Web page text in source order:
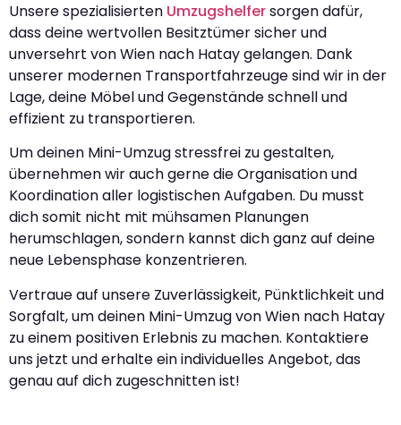
Unsere spezialisierten Umzugshelfersorgen dafür,
dass deine wertvollen Besitztümer sicher und
unversehrt von Wien nach Hatay gelangen. Dank
unserer modernen Transportfahrzeuge sind wir in der
Lage, deine Möbel und Gegenstände schnell und
effizient zu transportieren.
Um deinen Mini-Umzug stressfrei zu gestalten,
übernehmen wir auch gerne die Organisation und
Koordination aller logistischen Aufgaben. Du musst
dich somit nicht mit mühsamen Planungen
herumschlagen, sondern kannst dich ganz auf deine
neue Lebensphase konzentrieren.
Vertraue auf unsere Zuverlässigkeit, Pünktlichkeit und
Sorgfalt, um deinen Mini-Umzug von Wien nach Hatay
zu einem positiven Erlebnis zu machen. Kontaktiere
uns jetzt und erhalte ein individuelles Angebot, das
genau auf dich zugeschnitten ist!